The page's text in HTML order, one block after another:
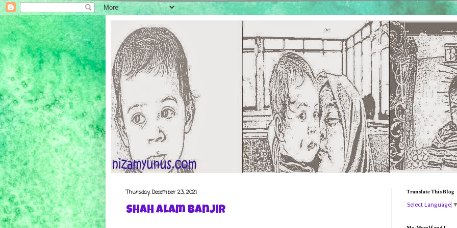
Thursday, December 23, 2021
Shah Alam Banjir
Translate This Blog
Select Language